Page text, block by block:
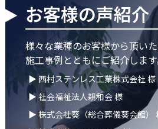
お客様の声紹介
様々な業種のお客様から頂い
施工事例とともにご紹介します
▶ 西村ステンレス工業株式会社 様
▶ 社会福祉法人親和会 様
▶ 株式会社葵（総合葬儀葵会館）